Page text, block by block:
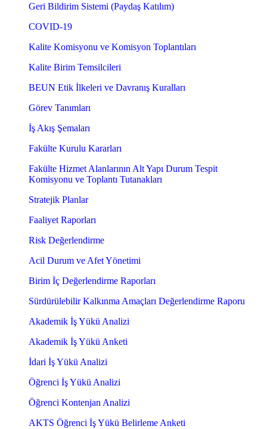
Geri Bildirim Sistemi (Paydaş Katılım)
COVID-19
Kalite Komisyonu ve Komisyon Toplantıları
Kalite Birim Temsilcileri
BEUN Etik İlkeleri ve Davranış Kuralları
Görev Tanımları
İş Akış Şemaları
Fakülte Kurulu Kararları
Fakülte Hizmet Alanlarının Alt Yapı Durum Tespit
Komisyonu ve Toplantı Tutanakları
Stratejik Planlar
Faaliyet Raporları
Risk Değerlendirme
Acil Durum ve Afet Yönetimi
Birim İç Değerlendirme Raporları
Sürdürülebilir Kalkınma Amaçları Değerlendirme Raporu
Akademik İş Yükü Analizi
Akademik İş Yükü Anketi
İdari İş Yükü Analizi
Öğrenci İş Yükü Analizi
Öğrenci Kontenjan Analizi
AKTS Öğrenci İş Yükü Belirleme Anketi